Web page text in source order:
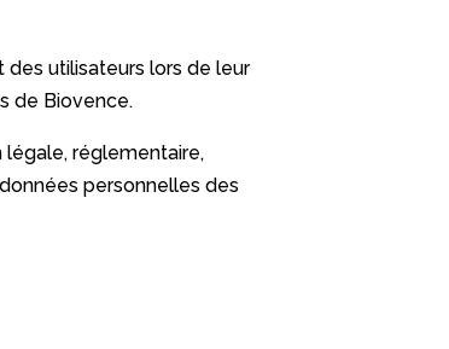
utilisateurs lors de leur
de Biovence.
réglementaire,
personnelles des